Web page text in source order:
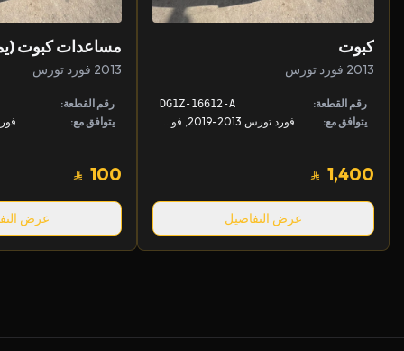
كبوت
2013 فورد تورس
رقم القطعة: DG1Z-16612-A
يتوافق مع: فورد تورس 2013-2019, فورد تورس 2013-2019
1,400
عرض التفاصيل
مساعدات كبوت
2013 فورد تورس
رقم القطعة:
يتوافق مع:
فورد
100
عرض